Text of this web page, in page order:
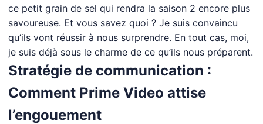
ce petit grain de sel qui rendra la saison 2 encore plus
savoureuse. Et vous savez quoi ? Je suis convaincu
qu’ils vont réussir à nous surprendre. En tout cas, moi,
je suis déjà sous le charme de ce qu’ils nous préparent.
Stratégie de communication :
Comment Prime Video attise
l’engouement